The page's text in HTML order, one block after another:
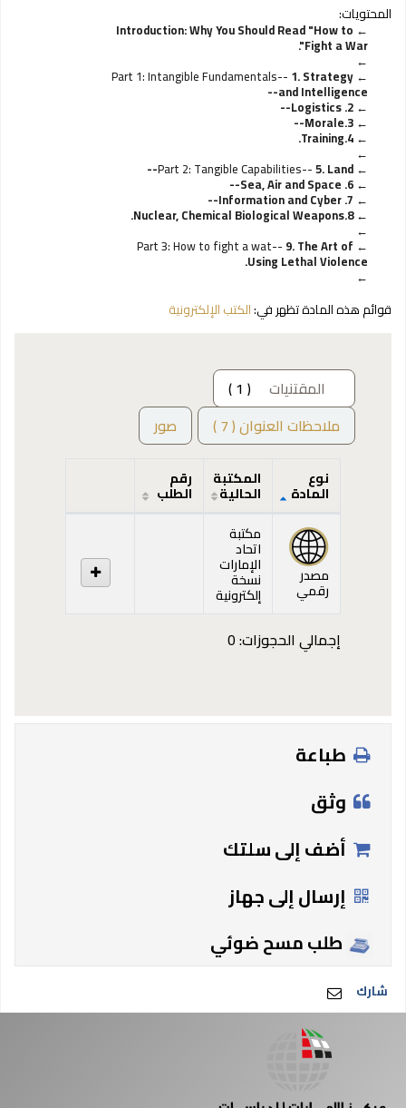
المحتويات:
Introduction: Why You Should Read "How to
Fight a War".
Part 1: Intangible Fundamentals-- 1. Strategy
and Intelligence--
2. Logistics--
3.Morale--
4.Training.
Part 2: Tangible Capabilities--5. Land--
6. Sea, Air and Space--
7. Information and Cyber--
8.Nuclear, Chemical Biological Weapons.
Part 3: How to fight a wat-- 9. The Art of
Using Lethal Violence.
قوائم هذه المادة تظهر في:الكتب الإلكترونية
المقتنيات
( 1 )
ملاحظات العنوان ( 7 )
صور
المقتنيات
نوع
المادة
المكتبة
الحالية
رقم
الطلب
مصدر
رقمي
مكتبة
اتحاد
الإمارات
نسخة
إلكترونية
إجمالي الحجوزات: 0
طباعة
وثق
أضف إلى سلتك
إرسال إلى جهاز
طلب مسح ضوئي
شارك